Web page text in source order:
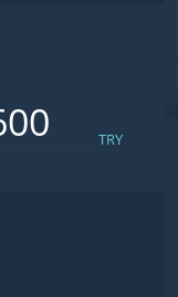
TRY